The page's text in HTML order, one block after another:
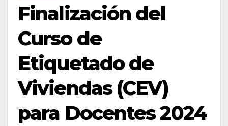
Finalización del
Curso de
Etiquetado de
Viviendas (CEV)
para Docentes 2024